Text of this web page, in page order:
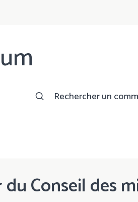
Rechercher un
Conseil des